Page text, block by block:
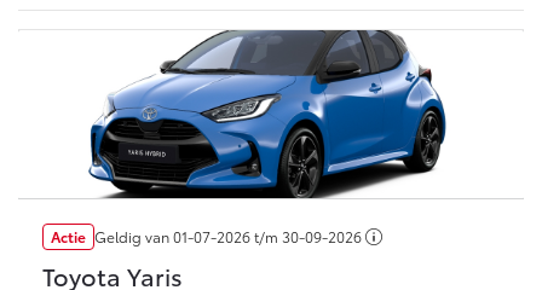
Vanaf € 39.995,- Vanaf € 48.995,-
WATERSTOF-ELEKTRISCH
Proace City (excl. BTW)
OOK ALS BATTERIJ-
ELEKTRISCH
Actie Geldig van01-07-2026t/m 30-09-2026
Toyota Yaris